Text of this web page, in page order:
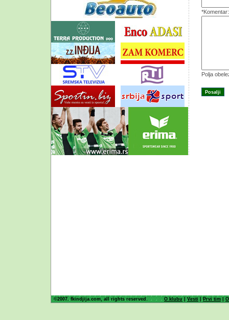
*Komentar:
Polja
©2007. fkindjija.com, all rights reserved. O klubu |Vesti | Prvi tim |